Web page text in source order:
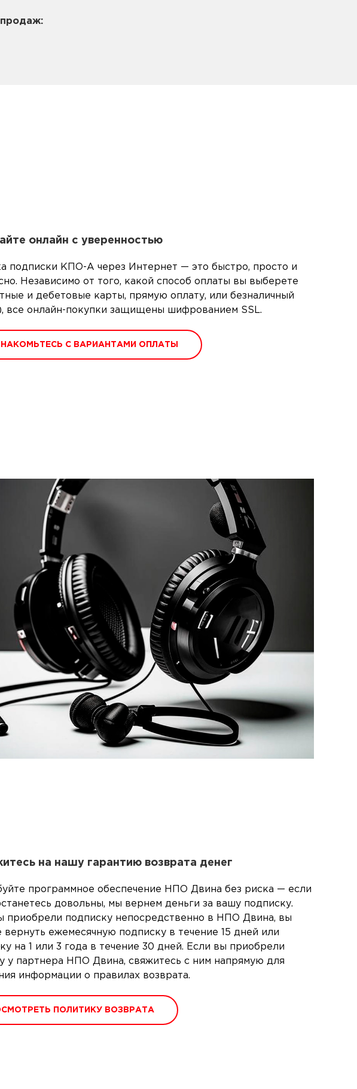
онлайн с уверенностью
подписки КПО-А через Интернет — это быстро, просто и
Независимо от того, какой способ оплаты вы выберете
и дебетовые карты, прямую оплату, или безналичный
все онлайн-покупки защищены шифрованием SSL.
С ВАРИАНТАМИ ОПЛАТЫ
на нашу гарантию возврата денег
программное обеспечение НПО Двина без риска — если
довольны, мы вернем деньги за вашу подписку.
приобрели подписку непосредственно в НПО Двина, вы
вернуть ежемесячную подписку в течение 15 дней или
на 1 или 3 года в течение 30 дней. Если вы приобрели
у партнера НПО Двина, свяжитесь с ним напрямую для
информации о правилах возврата.
ПОЛИТИКУ ВОЗВРАТА